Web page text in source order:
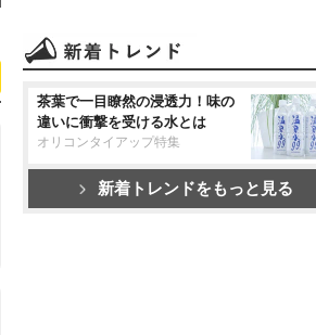
茶葉で一目瞭然の浸透力！味の
違いに衝撃を受ける水とは
オリコンタイアップ特集
新着トレンドをもっと見る